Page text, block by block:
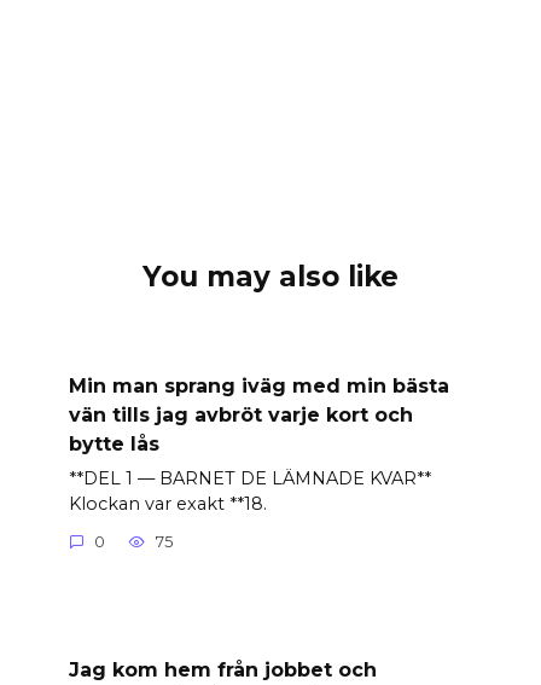
You may also like
Min man sprang iväg med min bästa
vän tills jag avbröt varje kort och
bytte lås
**DEL 1 — BARNET DE LÄMNADE KVAR**
Klockan var exakt **18.
0 75
Jag kom hem från jobbet och